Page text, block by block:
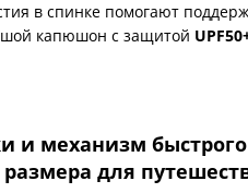
в спинке помогают
капюшон с защитой
и механизм
для